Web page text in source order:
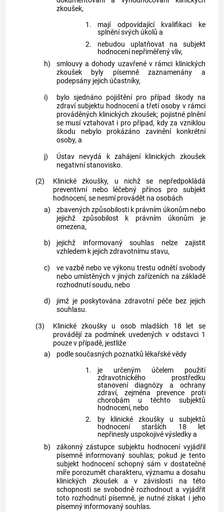
zkoušek,
1.
mají odpovídající kvalifikaci ke
splnění svých úkolů a
2.
nebudou uplatňovat na subjekt
hodnocení nepřiměřený vliv,
h)
smlouvy a dohody uzavřené v rámci klinických
zkoušek byly písemně zaznamenány a
podepsány jejich účastníky,
i)
bylo sjednáno pojištění pro případ škody na
zdraví subjektu hodnocení a třetí osoby v rámci
prováděných klinických zkoušek; pojistné plnění
se musí vztahovat i pro případ, kdy za vzniklou
škodu nebylo prokázáno zavinění konkrétní
osoby, a
j)
Ústav nevydá k zahájení klinických zkoušek
negativní stanovisko.
(2)
Klinické zkoušky, u nichž se nepředpokládá
preventivní nebo léčebný přínos pro subjekt
hodnocení, se nesmí provádět na osobách
a)
zbavených způsobilosti k právním úkonům nebo
jejichž způsobilost k právním úkonům je
omezena,
b)
jejichž informovaný souhlas nelze zajistit
vzhledem k jejich zdravotnímu stavu,
c)
ve vazbě nebo ve výkonu trestu odnětí svobody
nebo umístěných v jiných zařízeních na základě
rozhodnutí soudu, nebo
d)
jimž je poskytována zdravotní péče bez jejich
souhlasu.
(3)
Klinické zkoušky u osob mladších 18 let se
provádějí za podmínek uvedených v odstavci 1
pouze v případě, jestliže
a)
podle současných poznatků lékařské vědy
1.
je určeným účelem použití
zdravotnického prostředku
stanovení diagnózy a ochrany
zdraví, zejména prevence proti
chorobám u těchto subjektů
hodnocení, nebo
2.
by klinické zkoušky u subjektů
hodnocení starších 18 let
nepřinesly uspokojivé výsledky a
b)
zákonný zástupce subjektu hodnocení vyjádřil
písemně informovaný souhlas; pokud je tento
subjekt hodnocení schopný sám v dostatečné
míře porozumět charakteru, významu a dosahu
klinických zkoušek a v závislosti na této
schopnosti se svobodně rozhodnout a vyjádřit
toto rozhodnutí písemně, je nutné získat i jeho
písemný informovaný souhlas.